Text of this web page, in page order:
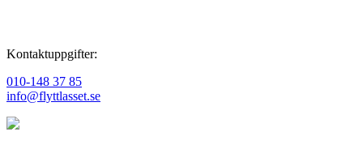
Kontaktuppgifter:
010-148 37 85
info@flyttlasset.se